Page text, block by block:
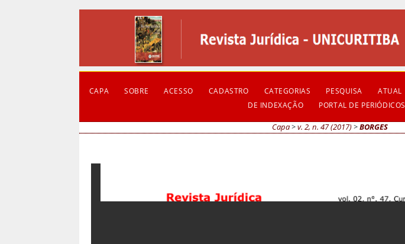
CAPA SOBRE ACESSO CADASTRO CATEGORIAS PESQUISA ATUAL
DE INDEXAÇÃO
PORTAL DE PERIÓDICOS
Capa>v. 2, n. 47 (2017)>BORGES